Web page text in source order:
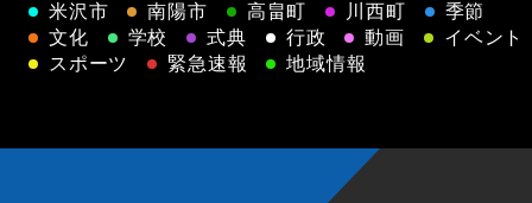
米沢市 南陽市 高畠町 川西町
季節
文化
学校 式典 行政 動画
イベント
スポーツ
緊急速報 地域情報